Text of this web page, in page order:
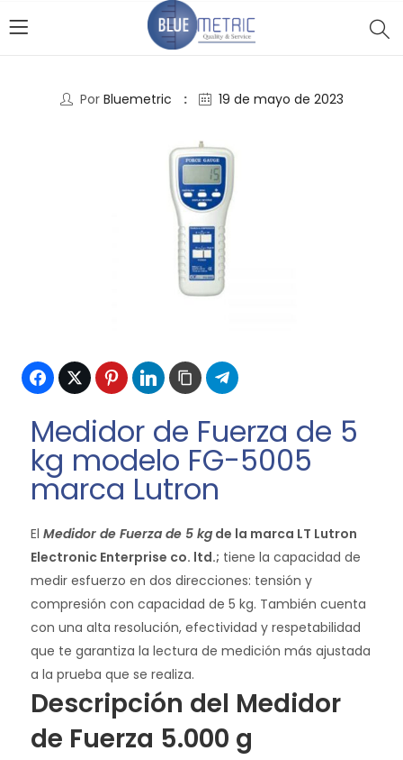
Por Bluemetric 19 de mayo de 2023
Medidor de Fuerza de 5
kg modelo FG-5005
marca Lutron
El Medidor de Fuerza de 5 kg de la marca LT Lutron
Electronic Enterprise co. ltd.; tiene la capacidad de
medir esfuerzo en dos direcciones: tensión y
compresión con capacidad de 5 kg. También cuenta
con una alta resolución, efectividad y respetabilidad
que te garantiza la lectura de medición más ajustada
a la prueba que se realiza.
Descripción del Medidor
de Fuerza 5.000 g